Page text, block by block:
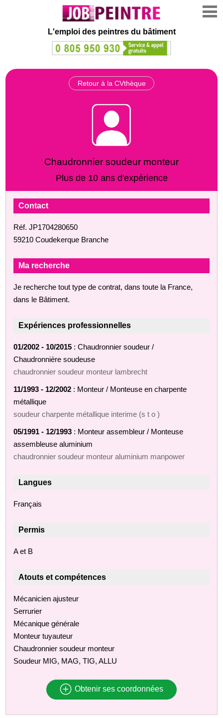
L'emploi des peintres du bâtiment
Retour à la CVthèque
Chaudronnier soudeur monteur
Plus de 10 ans d'expérience
Contact
Réf. JP1704280650
59210 Coudekerque Branche
Ma recherche
Je recherche tout type de contrat, dans toute la France,
dans le Bâtiment.
Expériences professionnelles
01/2002 - 10/2015 : Chaudronnier soudeur /
Chaudronnière soudeuse
chaudronnier soudeur monteur lambrecht
11/1993 - 12/2002 : Monteur / Monteuse en charpente
métallique
soudeur charpente métallique interime (s t o )
05/1991 - 12/1993 : Monteur assembleur / Monteuse
assembleuse aluminium
chaudronnier soudeur monteur aluminium manpower
Langues
Français
Permis
A et B
Atouts et compétences
Mécanicien ajusteur
Serrurier
Mécanique générale
Monteur tuyauteur
Chaudronnier soudeur monteur
Soudeur MIG, MAG, TIG, ALLU
Obtenir ses coordonnées